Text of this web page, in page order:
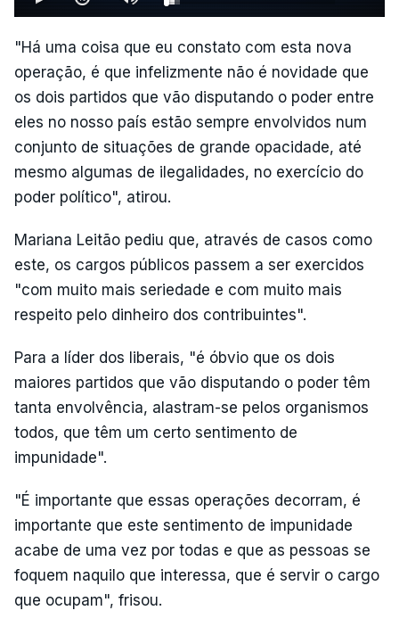
"Há uma coisa que eu constato com esta nova
operação, é que infelizmente não é novidade que
os dois partidos que vão disputando o poder entre
eles no nosso país estão sempre envolvidos num
conjunto de situações de grande opacidade, até
mesmo algumas de ilegalidades, no exercício do
poder político", atirou.
Mariana Leitão pediu que, através de casos como
este, os cargos públicos passem a ser exercidos
"com muito mais seriedade e com muito mais
respeito pelo dinheiro dos contribuintes".
Para a líder dos liberais, "é óbvio que os dois
maiores partidos que vão disputando o poder têm
tanta envolvência, alastram-se pelos organismos
todos, que têm um certo sentimento de
impunidade".
"É importante que essas operações decorram, é
importante que este sentimento de impunidade
acabe de uma vez por todas e que as pessoas se
foquem naquilo que interessa, que é servir o cargo
que ocupam", frisou.